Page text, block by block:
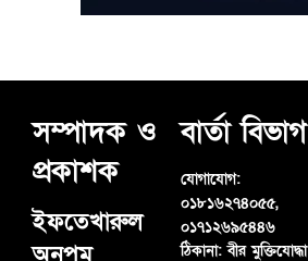
সম্পাদক ও
প্রকাশক
ইফতেখারুল
বার্তা বিভাগ
যোগাযোগ:
০১৮১৬২৭৪০৫৫,
০১৭১২৬৯৫৪৪৬
ঠিকানা:বীর মুক্তিযোদ্ধা